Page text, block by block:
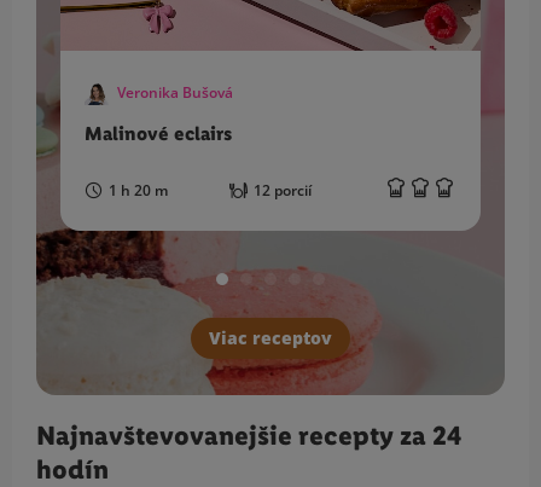
Veronika Bušová
Malinové eclairs
1 h 20 m 12 porcií
Viac receptov
Najnavštevovanejšie recepty za 24
hodín